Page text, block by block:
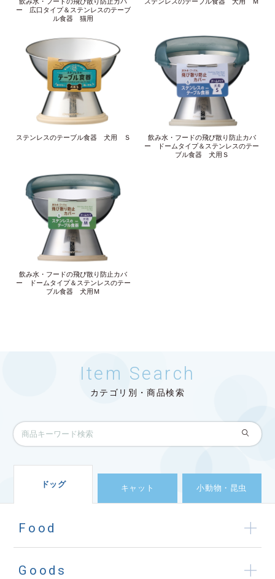
ー 広口タイプ＆ステンレスのテーブ
ル食器 猫用
ステンレスのテーブル食器 犬用 Ｓ
飲み水・フードの飛び散り防止カバ
ー ドームタイプ＆ステンレスのテー
ブル食器 犬用Ｓ
飲み水・フードの飛び散り防止カバ
ー ドームタイプ＆ステンレスのテー
ブル食器 犬用Ｍ
Item Search
カテゴリ別・商品検索
ドッグ キャット 小動物・昆虫
Food
Goods